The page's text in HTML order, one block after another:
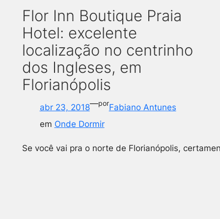
Flor Inn Boutique Praia
Hotel: excelente
localização no centrinho
dos Ingleses, em
Florianópolis
abr 23, 2018—porFabiano Antunes
em Onde Dormir
Se você vai pra o norte de Florianópolis,